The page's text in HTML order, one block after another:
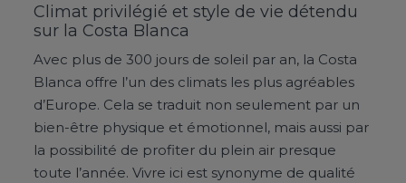
Climat privilégié et style de vie détendu
sur la Costa Blanca
Avec plus de 300 jours de soleil par an, la Costa
Blanca offre l’un des climats les plus agréables
d’Europe. Cela se traduit non seulement par un
bien-être physique et émotionnel, mais aussi par
la possibilité de profiter du plein air presque
toute l’année. Vivre ici est synonyme de qualité